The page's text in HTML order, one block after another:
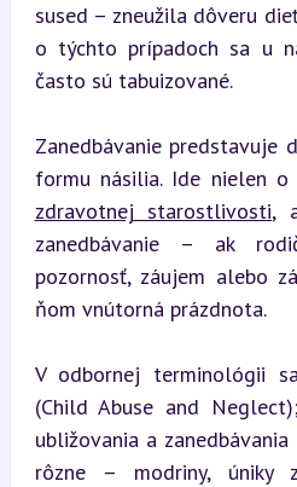
sused – zneužila dôveru
o týchto prípadoch sa u
často sú tabuizované.
Zanedbávanie predstavuje
zdravotnej starostlivosti,
zanedbávanie – ak
pozornosť, záujem alebo
ňom vnútorná prázdnota.
V odbornej terminológii
(Child Abuse and
ubližovania a
rôzne – modriny, úniky